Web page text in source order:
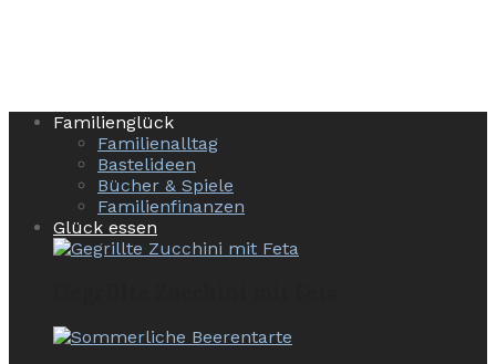
Familienglück
Familienalltag
Bastelideen
Bücher & Spiele
Familienfinanzen
Glück essen